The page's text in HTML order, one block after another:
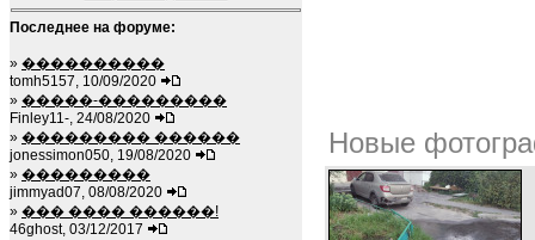
Последнее на форуме:
» ����������
tomh5157, 10/09/2020
» �����-���������
Finley11-, 24/08/2020
» ��������� ������
jonessimon050, 19/08/2020
» ���������
jimmyad07, 08/08/2020
» ��� ���� ������!
46ghost, 03/12/2017
Новые